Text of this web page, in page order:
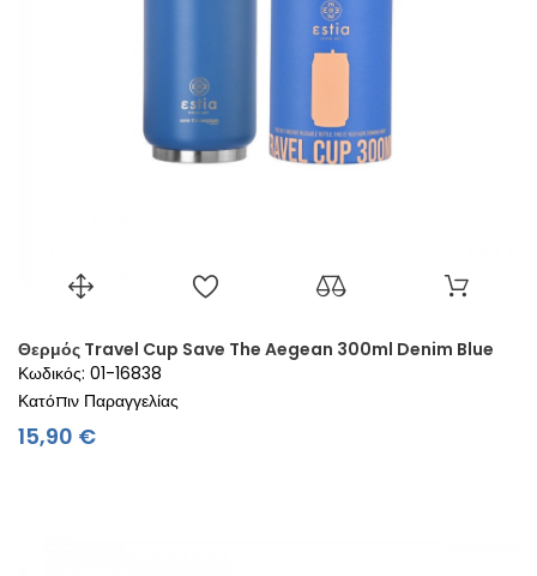
Θερμός Travel Cup Save The Aegean 300ml Denim Blue
Κωδικός: 01-16838
Κατόπιν Παραγγελίας
15,90 €Τιμή